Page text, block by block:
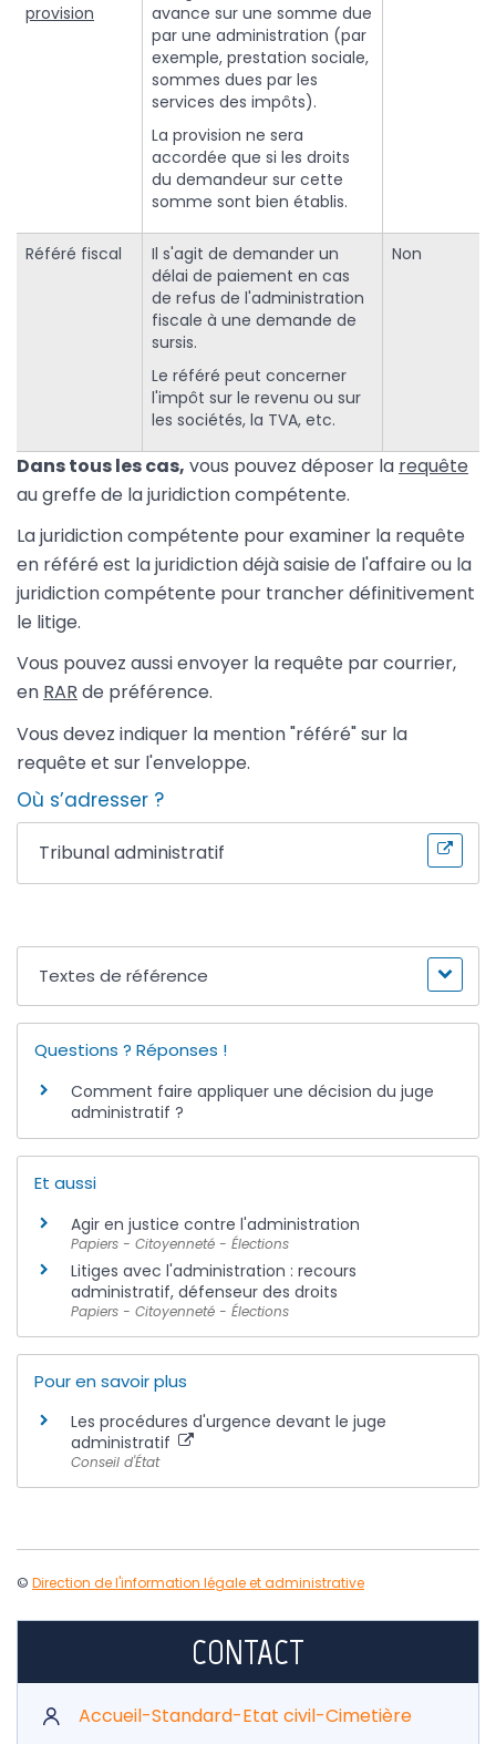
provision
avance sur une somme due
par une administration (par
exemple, prestation sociale,
sommes dues par les
services des impôts).
La provision ne sera
accordée que si les droits
du demandeur sur cette
somme sont bien établis.
Référé fiscal
Il s'agit de demander un
délai de paiement en cas
de refus de l'administration
fiscale à une demande de
sursis.
Le référé peut concerner
l'impôt sur le revenu ou sur
les sociétés, la TVA, etc.
Non
Dans tous les cas, vous pouvez déposer la requête
au greffe de la juridiction compétente.
La juridiction compétente pour examiner la requête
en référé est la juridiction déjà saisie de l'affaire ou la
juridiction compétente pour trancher définitivement
le litige.
Vous pouvez aussi envoyer la requête par courrier,
en RAR de préférence.
Vous devez indiquer la mention "référé" sur la
requête et sur l'enveloppe.
Où s’adresser ?
Tribunal administratif
Textes de référence
Questions ? Réponses !
Comment faire appliquer une décision du juge
administratif ?
Et aussi
Agir en justice contre l'administration
Papiers - Citoyenneté - Élections
Litiges avec l'administration : recours
administratif, défenseur des droits
Papiers - Citoyenneté - Élections
Pour en savoir plus
Les procédures d'urgence devant le juge
administratif
Conseil d'État
© Direction de l'information légale et administrative
CONTACT
Accueil-Standard-Etat civil-Cimetière